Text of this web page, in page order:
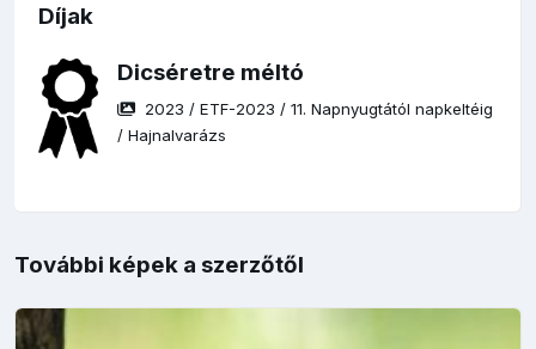
Díjak
Dicséretre méltó
2023 /ETF-2023 /11. Napnyugtától napkeltéig
/Hajnalvarázs
További képek a szerzőtől